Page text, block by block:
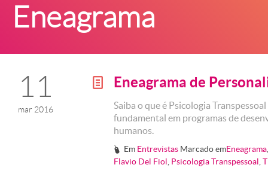
Eneagrama
11
mar 2016
g Eneagrama de
Saiba o que é Psicologia
fundamental em programas de
humanos.
# Em Entrevistas Marcado emEneagrama
Flavio Del Fiol Psicologia Transpessoal